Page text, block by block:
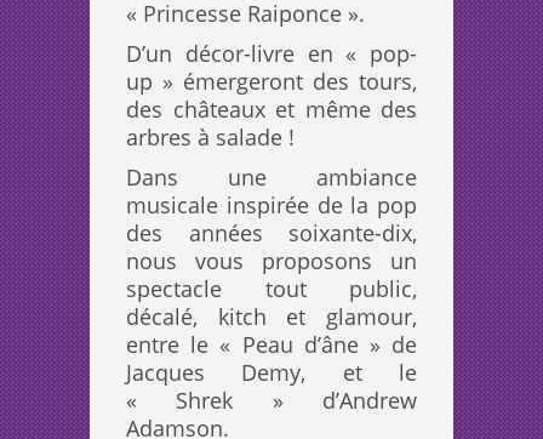
« Princesse Raiponce ».
D’un décor-livre en « pop-
up » émergeront des tours,
des châteaux et même des
arbres à salade !
Dans une ambiance
musicale inspirée de la pop
des années soixante-dix,
nous vous proposons un
spectacle tout public,
décalé, kitch et glamour,
entre le « Peau d’âne » de
Jacques Demy, et le
« Shrek » d’Andrew
Adamson.